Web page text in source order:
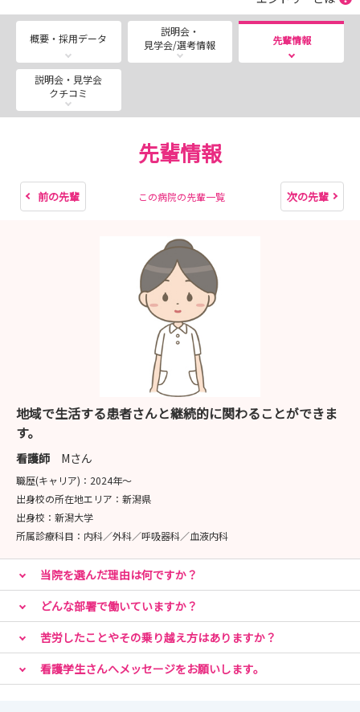
概要・採用データ
説明会・
見学会/選考情報
先輩情報
説明会・見学会
クチコミ
先輩情報
前の先輩 この病院の先輩一覧 次の先輩
地域で生活する患者さんと継続的に関わることができま
す。
看護師 Mさん
職歴(キャリア)： 2024年〜
出身校の所在地エリア： 新潟県
出身校： 新潟大学
所属診療科目： 内科／外科／呼吸器科／血液内科
当院を選んだ理由は何ですか？
どんな部署で働いていますか？
苦労したことやその乗り越え方はありますか？
看護学生さんへメッセージをお願いします。